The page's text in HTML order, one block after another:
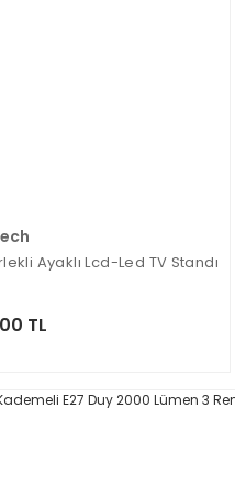
Ayaklı Lcd-Led TV Standı
TL